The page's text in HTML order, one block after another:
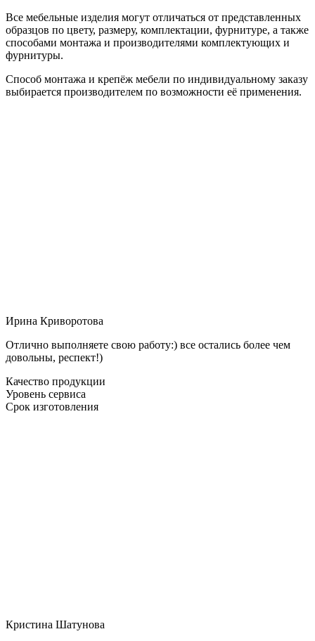
Все мебельные изделия могут отличаться от представленных
образцов по цвету, размеру, комплектации, фурнитуре, а также
способами монтажа и производителями комплектующих и
фурнитуры.
Способ монтажа и крепёж мебели по индивидуальному заказу
выбирается производителем по возможности её применения.
Ирина Криворотова
Отлично выполняете свою работу:) все остались более чем
довольны, респект!)
Качество продукции
Уровень сервиса
Срок изготовления
Кристина Шатунова